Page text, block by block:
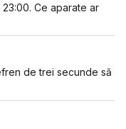
Ce aparate ar
de trei secunde să